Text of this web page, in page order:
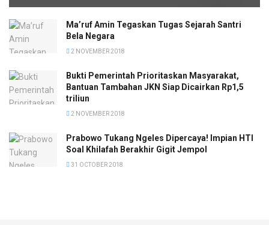
Ma’ruf Amin Tegaskan Tugas Sejarah Santri
Bela Negara
2 NOVEMBER 2018
Bukti Pemerintah Prioritaskan Masyarakat,
Bantuan Tambahan JKN Siap Dicairkan Rp1,5
triliun
2 NOVEMBER 2018
Prabowo Tukang Ngeles Dipercaya! Impian HTI
Soal Khilafah Berakhir Gigit Jempol
31 OCTOBER 2018